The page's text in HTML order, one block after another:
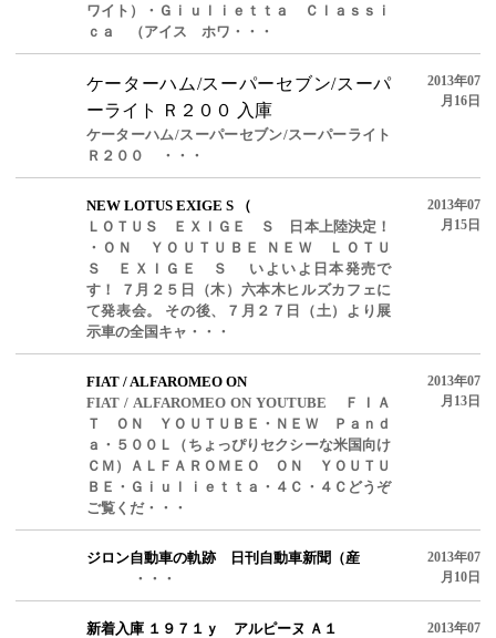
ワイト）・Ｇｉｕｌｉｅｔｔａ Ｃｌａｓｓｉ
ｃａ （アイス ホワ・・・
ケーターハム/スーパーセブン/スーパ
ーライト Ｒ２００ 入庫
ケーターハム/スーパーセブン/スーパーライト
Ｒ２００ ・・・
2013年07
月16日
NEW LOTUS EXIGE S （
ＬＯＴＵＳ ＥＸＩＧＥ Ｓ 日本上陸決定！
・ＯＮ ＹＯＵＴＵＢＥ ＮＥＷ ＬＯＴＵ
Ｓ ＥＸＩＧＥ Ｓ いよいよ日本発売で
す！ ７月２５日（木）六本木ヒルズカフェに
て発表会。 その後、７月２７日（土）より展
示車の全国キャ・・・
2013年07
月15日
FIAT / ALFAROMEO ON
FIAT / ALFAROMEO ON YOUTUBE ＦＩＡ
Ｔ ＯＮ ＹＯＵＴＵＢＥ・ＮＥＷ Ｐａｎｄ
ａ・５００Ｌ（ちょっぴりセクシーな米国向け
ＣＭ）ＡＬＦＡＲＯＭＥＯ ＯＮ ＹＯＵＴＵ
ＢＥ・Ｇｉｕｌｉｅｔｔａ・４Ｃ・４Ｃどうぞ
ご覧くだ・・・
2013年07
月13日
ジロン自動車の軌跡 日刊自動車新聞（産
・・・
2013年07
月10日
新着入庫 １９７１ｙ アルピーヌ Ａ１
2013年07